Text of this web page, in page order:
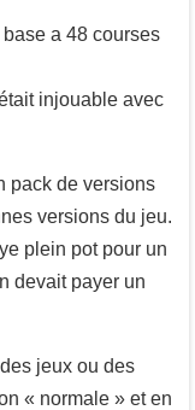
a 48 courses
injouable avec
pack de versions
versions du jeu.
plein pot pour un
devait payer un
jeux ou des
« normale » et en